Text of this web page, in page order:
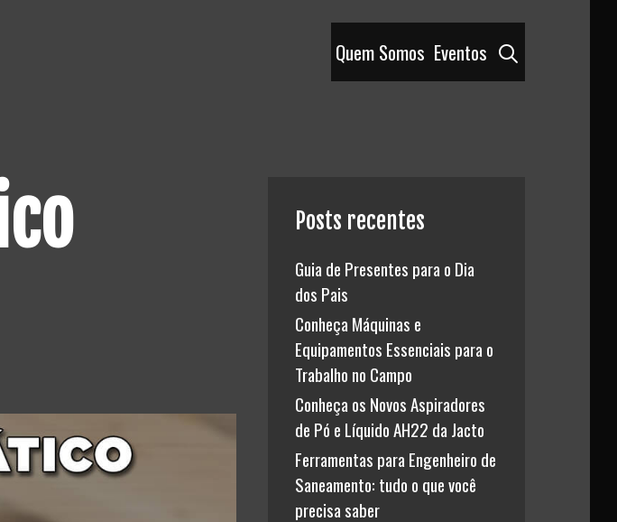
Quem Somos Eventos
Posts recentes
Guia de Presentes para o Dia
dos Pais
Conheça Máquinas e
Equipamentos Essenciais para o
Trabalho no Campo
Conheça os Novos Aspiradores
de Pó e Líquido AH22 da Jacto
Ferramentas para Engenheiro de
Saneamento: tudo o que você
precisa saber